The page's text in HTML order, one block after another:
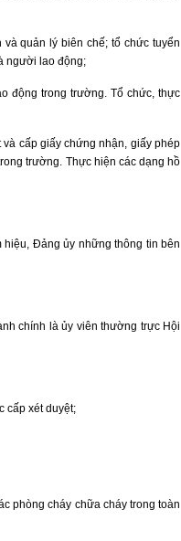
quản lý biên chế; tổ chức tuyển
người lao động;
động trong trường. Tổ chức, thực
cấp giấy chứng nhận, giấy phép
trường. Thực hiện các dạng hồ
hiệu, Đảng ủy những thông tin bên
chính là ủy viên thường trực Hội
cấp xét duyệt;
phòng cháy chữa cháy trong toàn